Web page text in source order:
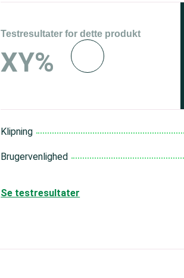
Testresultater for dette produkt
XY%
Klipning
Brugervenlighed
Se testresultater